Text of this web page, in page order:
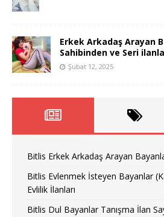
Erkek Arkadaş Arayan
Sahibinden ve Seri
Şubat 12, 2025
Bitlis Erkek Arkadaş Arayan
Bitlis Evlenmek İsteyen Bayanlar
Evlilik İlanları
Bitlis Dul Bayanlar Tanışma İlan